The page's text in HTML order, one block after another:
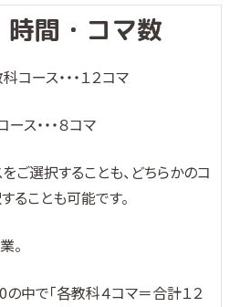
時間・コマ数
コース・・・１２コマ
ス・・・８コマ
ご選択することも、どちらかのコ
ることも可能です。
。
中で「各教科４コマ＝合計１２